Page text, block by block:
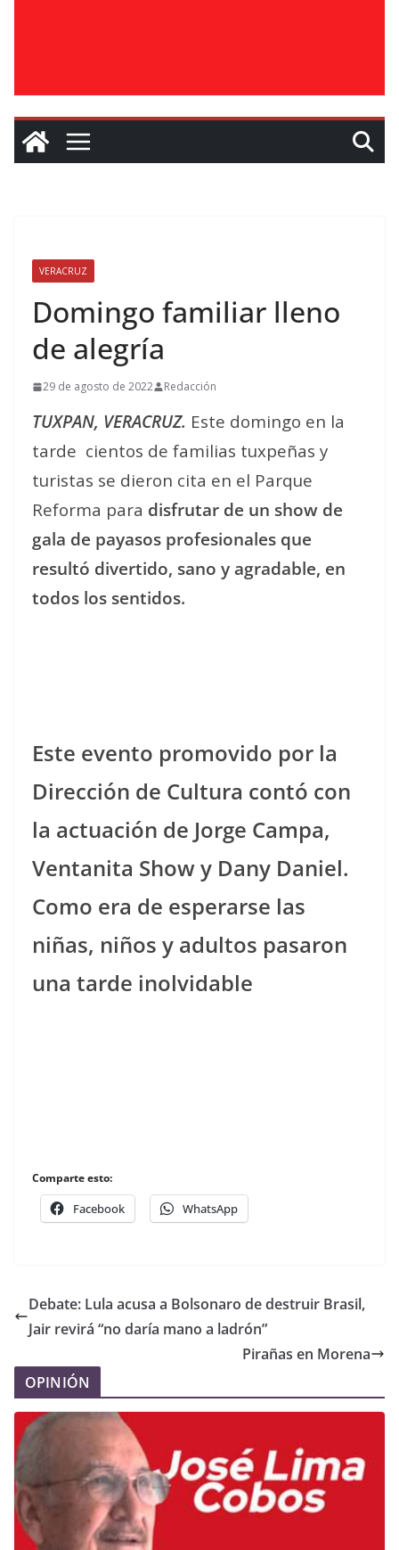
VERACRUZ
Domingo familiar lleno
de alegría
29 de agosto de 2022 Redacción
TUXPAN, VERACRUZ. Este domingo en la
tarde cientos de familias tuxpeñas y
turistas se dieron cita en el Parque
Reforma para disfrutar de un show de
gala de payasos profesionales que
resultó divertido, sano y agradable, en
todos los sentidos.
Este evento promovido por la
Dirección de Cultura contó con
la actuación de Jorge Campa,
Ventanita Show y Dany Daniel.
Como era de esperarse las
niñas, niños y adultos pasaron
una tarde inolvidable
Comparte esto:
Facebook WhatsApp
Debate: Lula acusa a Bolsonaro de destruir Brasil,
Jair revirá “no daría mano a ladrón”
Pirañas en Morena
OPINIÓN